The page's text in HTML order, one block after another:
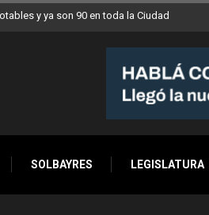
y ya son 90 en toda la Ciudad
SOLBAYRES LEGISLATURA